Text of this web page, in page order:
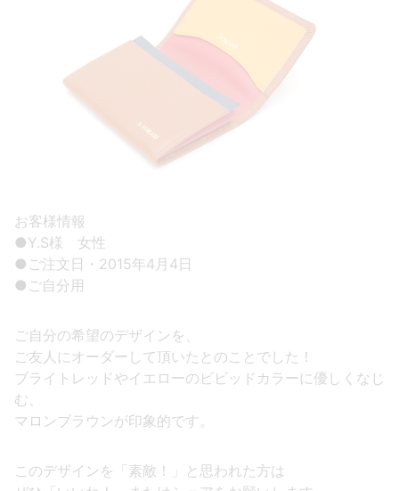
お客様情報
●Y.S様 女性
●ご注文日・2015年4月4日
●ご自分用
ご自分の希望のデザインを、
ご友人にオーダーして頂いたとのことでした！
ブライトレッドやイエローのビビッドカラーに優しくなじ
む、
マロンブラウンが印象的です。
このデザインを「素敵！」と思われた方は